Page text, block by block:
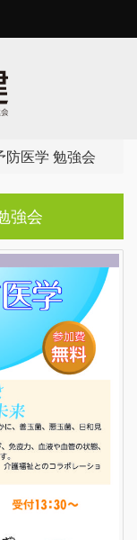
防医学 勉強会
強会